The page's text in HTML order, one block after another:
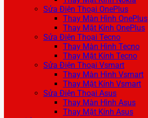
Sửa Điện Thoại OnePlus
Thay Màn Hình OnePlus
Thay Mặt Kính OnePlus
Sửa Điện Thoại Tecno
Thay Màn Hình Tecno
Thay Mặt Kính Tecno
Sửa Điện Thoại Vsmart
Thay Màn Hình Vsmart
Thay Mặt Kính Vsmart
Sửa Điện Thoại Asus
Thay Màn Hình Asus
Thay Mặt Kính Asus